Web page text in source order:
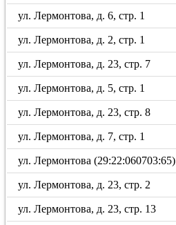
ул. Лермонтова, д. 6, стр. 1
ул. Лермонтова, д. 2, стр. 1
ул. Лермонтова, д. 23, стр. 7
ул. Лермонтова, д. 5, стр. 1
ул. Лермонтова, д. 23, стр. 8
ул. Лермонтова, д. 7, стр. 1
ул. Лермонтова (29:22:060703:65)
ул. Лермонтова, д. 23, стр. 2
ул. Лермонтова, д. 23, стр. 13